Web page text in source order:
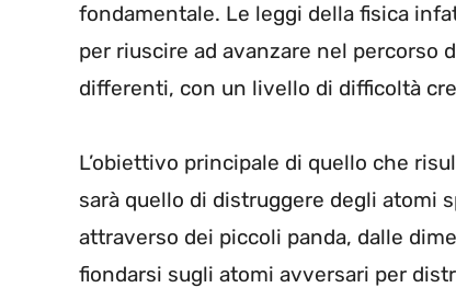
fondamentale. Le leggi della fisica
per riuscire ad avanzare nel percorso
differenti, con un livello di difficoltà
L’obiettivo principale di quello che
sarà quello di distruggere degli atomi
attraverso dei piccoli panda, dalle
fiondarsi sugli atomi avversari per